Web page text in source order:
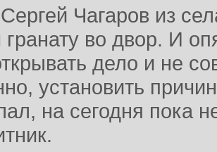
Чагаров из
гранату во двор. И
дело и не
установить
на сегодня пока